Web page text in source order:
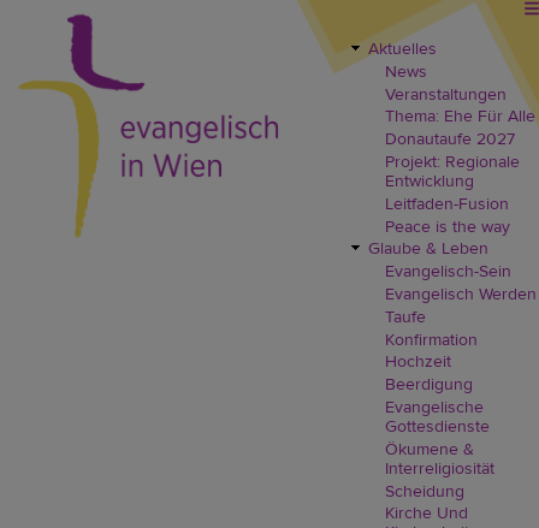
EVW
Header
Menü
Aktuelles
News
Veranstaltungen
Thema: Ehe Für Alle
Donautaufe 2027
Projekt: Regionale
Entwicklung
Leitfaden-Fusion
Peace is the way
Glaube & Leben
Evangelisch-Sein
Evangelisch Werden
Taufe
Konfirmation
Hochzeit
Beerdigung
Evangelische
Gottesdienste
Ökumene &
Interreligiosität
Scheidung
Kirche Und